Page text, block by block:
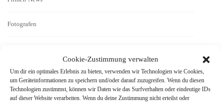
Cookie-Zustimmung verwalten
Um dir ein optimales Erlebnis zu bieten, verwenden wir Technologien wie Cookies,
um Geräteinformationen zu speichern und/oder darauf zuzugreifen. Wenn du diesen
Technologien zustimmst, können wir Daten wie das Surfverhalten oder eindeutige IDs
auf dieser Website verarbeiten. Wenn du deine Zustimmung nicht erteilst oder
Fotografen
Interview
Kamera-Reviews